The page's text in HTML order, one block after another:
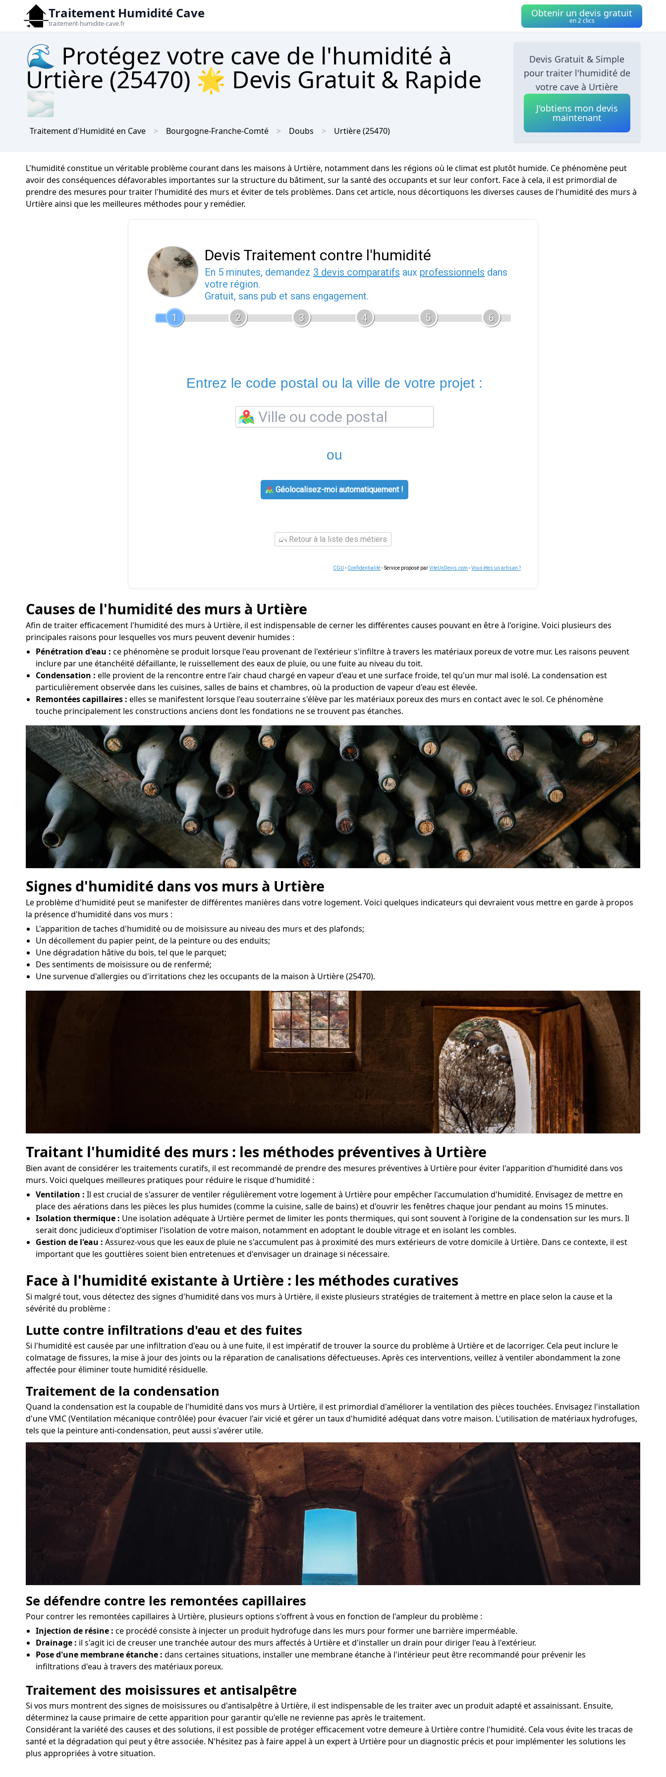
Traitement Humidité Cave
traitement-humidite-cave.fr
Obtenir un devis gratuit
en 2 clics
🌊 Protégez votre cave de l'humidité à
Urtière (25470) 🌟 Devis Gratuit & Rapide
🌫
Traitement d'Humidité en Cave Bourgogne-Franche-Comté Doubs Urtière(25470)
Devis Gratuit & Simple
pour traiter l'humidité de
votre cave à Urtière
J'obtiens mon devis
maintenant
L'humidité constitue un véritable problème courant dans les maisons à Urtière, notamment dans les régions où le climat est plutôt humide. Ce phénomène peut
avoir des conséquences défavorables importantes sur la structure du bâtiment, sur la santé des occupants et sur leur confort. Face à cela, il est primordial de
prendre des mesures pour traiter l'humidité des murs et éviter de tels problèmes. Dans cet article, nous décortiquons les diverses causes de l'humidité des murs à
Urtière ainsi que les meilleures méthodes pour y remédier.
Devis Traitement contre l'humidité
En 5 minutes, demandez 3 devis comparatifs aux professionnels dans
votre région.
Gratuit, sans pub et sans engagement.
1
2 3 4 5 6
Entrez le code postal ou la ville de votre projet :
ou
Géolocalisez-moi automatiquement !
Retour à la liste des métiers
CGU - Confidentialité- Service proposé parViteUnDevis.com -Vous êtes un artisan ?
Causes de l'humidité des murs à Urtière
Afin de traiter efficacement l'humidité des murs à Urtière, il est indispensable de cerner les différentes causes pouvant en être à l'origine. Voici plusieurs des
principales raisons pour lesquelles vos murs peuvent devenir humides :
Pénétration d'eau : ce phénomène se produit lorsque l'eau provenant de l'extérieur s'infiltre à travers les matériaux poreux de votre mur. Les raisons peuvent
inclure par une étanchéité défaillante, le ruissellement des eaux de pluie, ou une fuite au niveau du toit.
Condensation : elle provient de la rencontre entre l'air chaud chargé en vapeur d'eau et une surface froide, tel qu'un mur mal isolé. La condensation est
particulièrement observée dans les cuisines, salles de bains et chambres, où la production de vapeur d'eau est élevée.
Remontées capillaires : elles se manifestent lorsque l'eau souterraine s'élève par les matériaux poreux des murs en contact avec le sol. Ce phénomène
touche principalement les constructions anciens dont les fondations ne se trouvent pas étanches.
Signes d'humidité dans vos murs à Urtière
Le problème d'humidité peut se manifester de différentes manières dans votre logement. Voici quelques indicateurs qui devraient vous mettre en garde à propos
la présence d'humidité dans vos murs :
L'apparition de taches d'humidité ou de moisissure au niveau des murs et des plafonds;
Un décollement du papier peint, de la peinture ou des enduits;
Une dégradation hâtive du bois, tel que le parquet;
Des sentiments de moisissure ou de renfermé;
Une survenue d'allergies ou d'irritations chez les occupants de la maison à Urtière (25470).
Traitant l'humidité des murs : les méthodes préventives à Urtière
Bien avant de considérer les traitements curatifs, il est recommandé de prendre des mesures préventives à Urtière pour éviter l'apparition d'humidité dans vos
murs. Voici quelques meilleures pratiques pour réduire le risque d'humidité :
Ventilation : Il est crucial de s'assurer de ventiler régulièrement votre logement à Urtière pour empêcher l'accumulation d'humidité. Envisagez de mettre en
place des aérations dans les pièces les plus humides (comme la cuisine, salle de bains) et d'ouvrir les fenêtres chaque jour pendant au moins 15 minutes.
Isolation thermique : Une isolation adéquate à Urtière permet de limiter les ponts thermiques, qui sont souvent à l'origine de la condensation sur les murs. Il
serait donc judicieux d'optimiser l'isolation de votre maison, notamment en adoptant le double vitrage et en isolant les combles.
Gestion de l'eau : Assurez-vous que les eaux de pluie ne s'accumulent pas à proximité des murs extérieurs de votre domicile à Urtière. Dans ce contexte, il est
important que les gouttières soient bien entretenues et d'envisager un drainage si nécessaire.
Face à l'humidité existante à Urtière : les méthodes curatives
Si malgré tout, vous détectez des signes d'humidité dans vos murs à Urtière, il existe plusieurs stratégies de traitement à mettre en place selon la cause et la
sévérité du problème :
Lutte contre infiltrations d'eau et des fuites
Si l'humidité est causée par une infiltration d'eau ou à une fuite, il est impératif de trouver la source du problème à Urtière et de lacorriger. Cela peut inclure le
colmatage de fissures, la mise à jour des joints ou la réparation de canalisations défectueuses. Après ces interventions, veillez à ventiler abondamment la zone
affectée pour éliminer toute humidité résiduelle.
Traitement de la condensation
Quand la condensation est la coupable de l'humidité dans vos murs à Urtière, il est primordial d'améliorer la ventilation des pièces touchées. Envisagez l'installation
d'une VMC (Ventilation mécanique contrôlée) pour évacuer l'air vicié et gérer un taux d'humidité adéquat dans votre maison. L'utilisation de matériaux hydrofuges,
tels que la peinture anti-condensation, peut aussi s'avérer utile.
Se défendre contre les remontées capillaires
Pour contrer les remontées capillaires à Urtière, plusieurs options s'offrent à vous en fonction de l'ampleur du problème :
Injection de résine : ce procédé consiste à injecter un produit hydrofuge dans les murs pour former une barrière imperméable.
Drainage : il s'agit ici de creuser une tranchée autour des murs affectés à Urtière et d'installer un drain pour diriger l'eau à l'extérieur.
Pose d'une membrane étanche : dans certaines situations, installer une membrane étanche à l'intérieur peut être recommandé pour prévenir les
infiltrations d'eau à travers des matériaux poreux.
Traitement des moisissures et antisalpêtre
Si vos murs montrent des signes de moisissures ou d'antisalpêtre à Urtière, il est indispensable de les traiter avec un produit adapté et assainissant. Ensuite,
déterminez la cause primaire de cette apparition pour garantir qu'elle ne revienne pas après le traitement.
Considérant la variété des causes et des solutions, il est possible de protéger efficacement votre demeure à Urtière contre l'humidité. Cela vous évite les tracas de
santé et la dégradation qui peut y être associée. N'hésitez pas à faire appel à un expert à Urtière pour un diagnostic précis et pour implémenter les solutions les
plus appropriées à votre situation.